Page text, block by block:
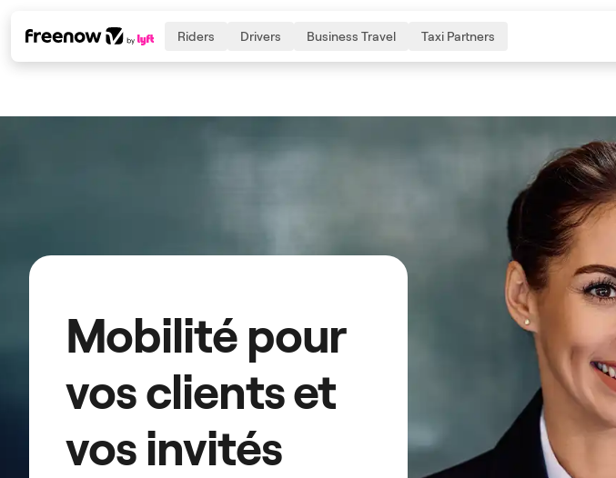
Riders Drivers Business Travel Taxi Partners
Mobilité pour
vos clients et
vos invités